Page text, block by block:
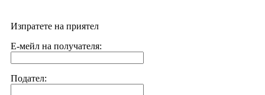
Изпратете на приятел
Е-мейл на получателя:
Подател: